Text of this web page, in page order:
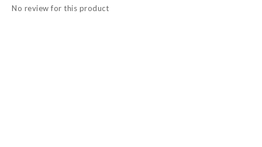
No review for this product